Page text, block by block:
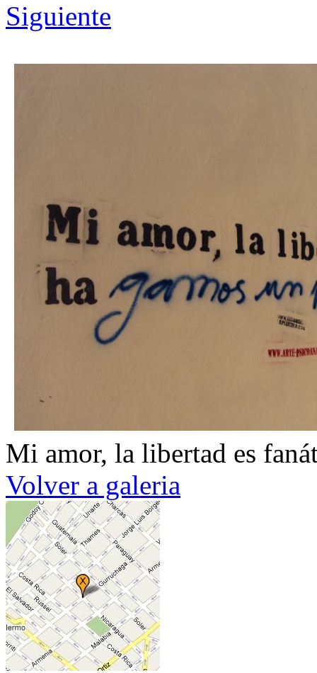
Siguiente
Mi amor, la libertad es
Volver a galeria